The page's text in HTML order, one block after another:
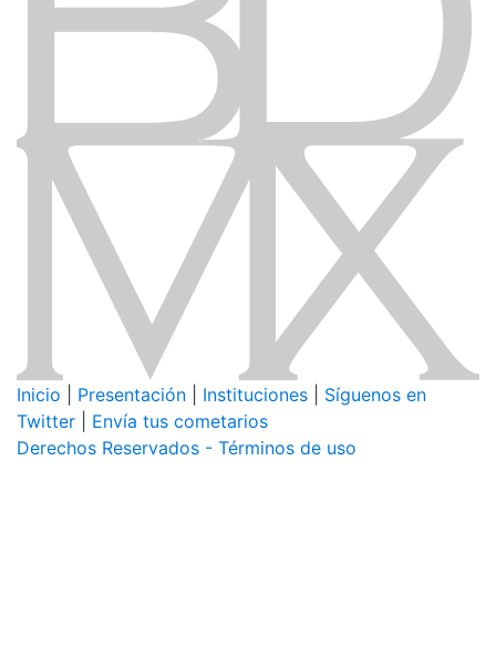
Inicio Presentación Instituciones
Síguenos en
Twitter
Envía tus cometarios
Derechos Reservados - Términos de uso